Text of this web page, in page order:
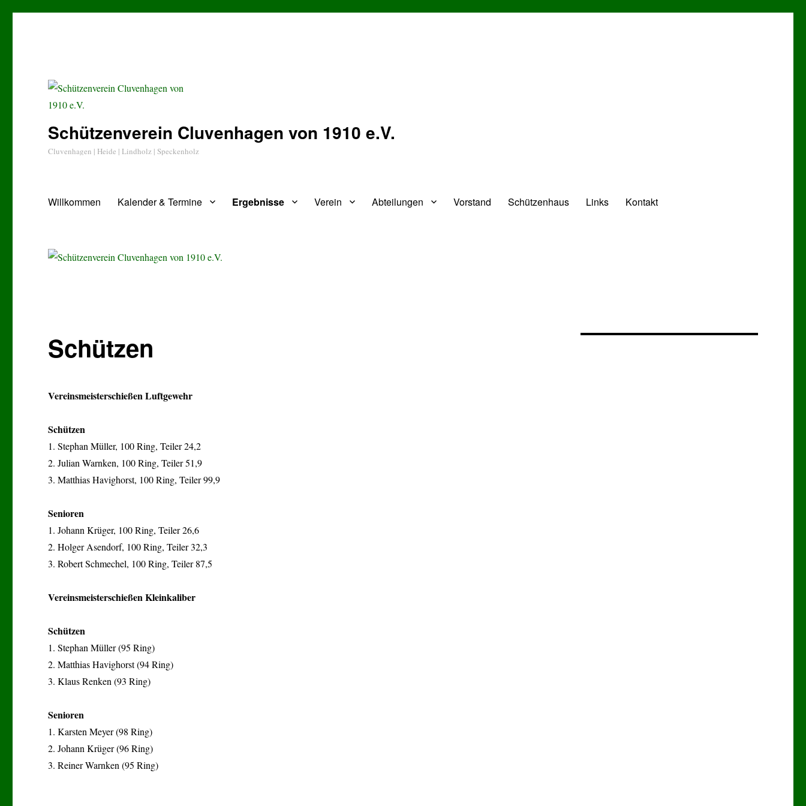
Schützenverein Cluvenhagen von 1910 e.V.
Cluvenhagen | Heide | Lindholz | Speckenholz
Willkommen Kalender & Termine Ergebnisse Verein Abteilungen Vorstand Schützenhaus Links Kontakt
Schützen
Vereinsmeisterschießen Luftgewehr
Schützen
1. Stephan Müller, 100 Ring, Teiler 24,2
2. Julian Warnken, 100 Ring, Teiler 51,9
3. Matthias Havighorst, 100 Ring, Teiler 99,9
Senioren
1. Johann Krüger, 100 Ring, Teiler 26,6
2. Holger Asendorf, 100 Ring, Teiler 32,3
3. Robert Schmechel, 100 Ring, Teiler 87,5
Vereinsmeisterschießen Kleinkaliber
Schützen
1. Stephan Müller (95 Ring)
2. Matthias Havighorst (94 Ring)
3. Klaus Renken (93 Ring)
Senioren
1. Karsten Meyer (98 Ring)
2. Johann Krüger (96 Ring)
3. Reiner Warnken (95 Ring)